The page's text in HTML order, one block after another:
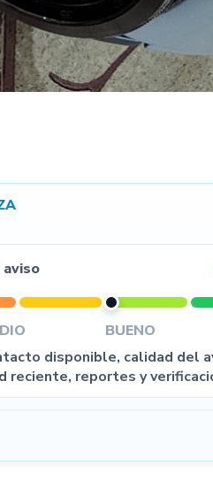
BUENO
disponible, calidad del
reciente, reportes y
3
Mostramos tu aviso por
te encuentren cerca, sin
5